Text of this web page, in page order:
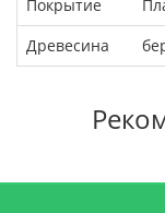
Покрытие
Древесина